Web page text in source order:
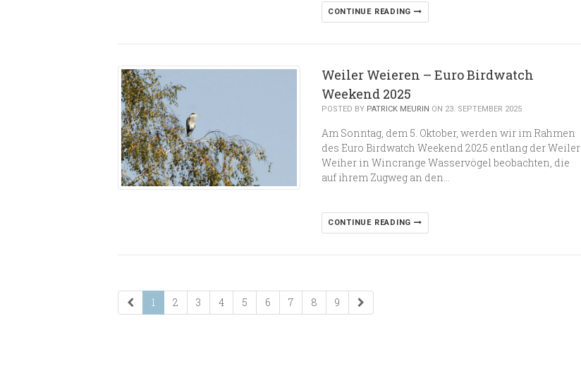
CONTINUE READING
Weiler Weieren – Euro Birdwatch
Weekend 2025
POSTED BY PATRICK MEURIN ON 23. SEPTEMBER 2025
Am Sonntag, dem 5. Oktober, werden wir im Rahmen
des Euro Birdwatch Weekend 2025 entlang der Weiler
Weiher in Wincrange Wasservögel beobachten, die
auf ihrem Zugweg an den…
CONTINUE READING
1 2 3 4 5 6 7 8 9